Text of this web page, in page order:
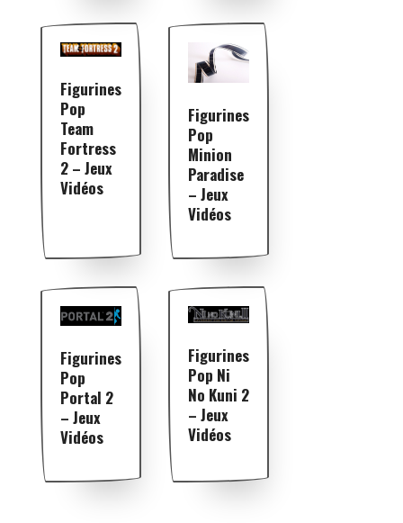
Figurines
Pop
Team
Fortress
2 – Jeux
Vidéos
Figurines
Pop
Minion
Paradise
– Jeux
Vidéos
Figurines
Pop
Portal 2
– Jeux
Vidéos
Figurines
Pop Ni
No Kuni 2
– Jeux
Vidéos